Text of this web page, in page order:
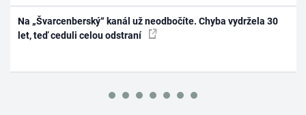
Na „Švarcenberský“ kanál už neodbočíte. Chyba vydržela 30
let, teď ceduli celou odstraní